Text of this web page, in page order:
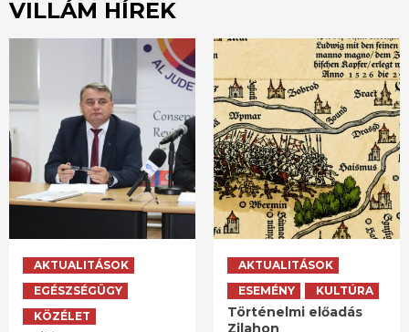
VILLÁM HÍREK
AKTUALITÁSOK
EGÉSZSÉGÜGY
KÖZÉLET
AKTUALITÁSOK
ESEMÉNY
KULTÚRA
Történelmi előadás